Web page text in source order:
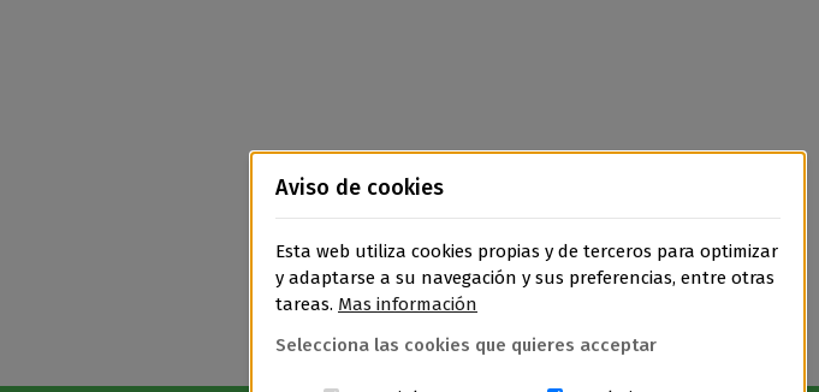
Aviso de cookies
Esta web utiliza cookies propias y de terceros para optimizar
y adaptarse a su navegación y sus preferencias, entre otras
tareas. Mas información
Selecciona las cookies que quieres acceptar